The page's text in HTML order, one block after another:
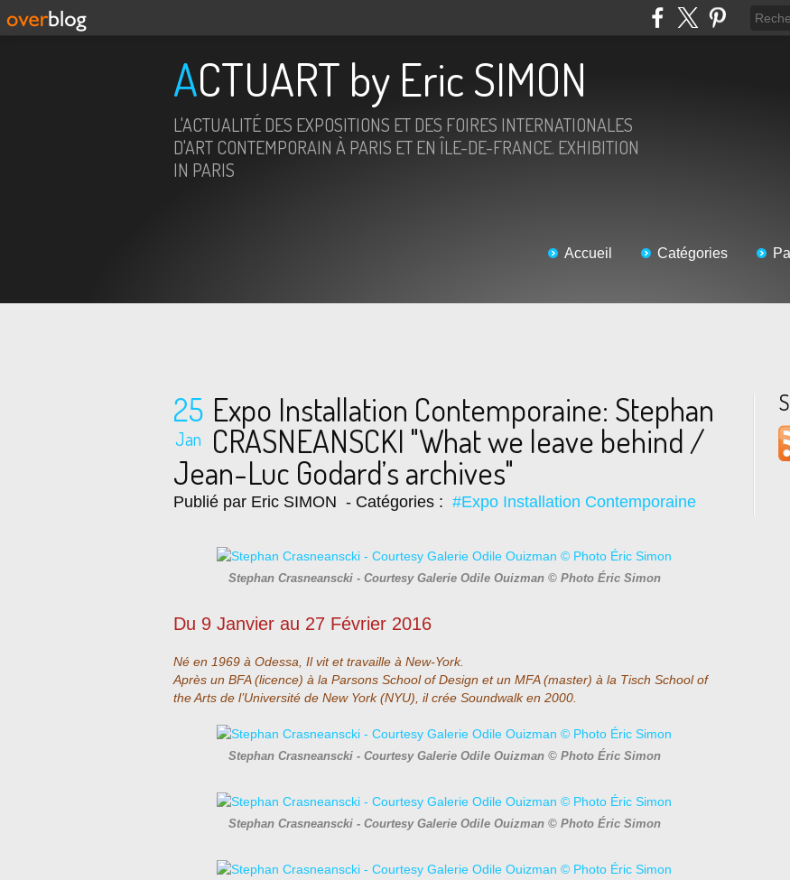
ACTUART by Eric SIMON
L'ACTUALITÉ DES EXPOSITIONS ET DES FOIRES INTERNATIONALES
D'ART CONTEMPORAIN À PARIS ET EN ÎLE-DE-FRANCE. EXHIBITION
IN PARIS
Accueil Catégories
25
Jan
Expo Installation Contemporaine: Stephan
CRASNEANSCKI "What we leave behind /
Jean-Luc Godard’s archives"
Publié par Eric SIMON - Catégories : #Expo Installation Contemporaine
Stephan Crasneanscki - Courtesy Galerie Odile Ouizman © Photo Éric Simon
Du 9 Janvier au 27 Février 2016
Né en 1969 à Odessa, Il vit et travaille à New-York.
Après un BFA (licence) à la Parsons School of Design et un MFA (master) à la Tisch School of
the Arts de l’Université de New York (NYU), il crée Soundwalk en 2000.
Stephan Crasneanscki - Courtesy Galerie Odile Ouizman © Photo Éric Simon
Stephan Crasneanscki - Courtesy Galerie Odile Ouizman © Photo Éric Simon